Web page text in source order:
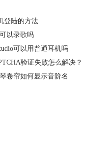
应该就能在主轨道上看见这段录音
题，需要在使用FL Studio进行修
下面给大家介绍一下如何操作：
，以及选用的麦克风规格是否太
，可以尝试重新拔插或使用独立声
登陆的方法
以录歌吗
可以用普通耳机吗
验证失败怎么解决？
卷帘如何显示音阶名